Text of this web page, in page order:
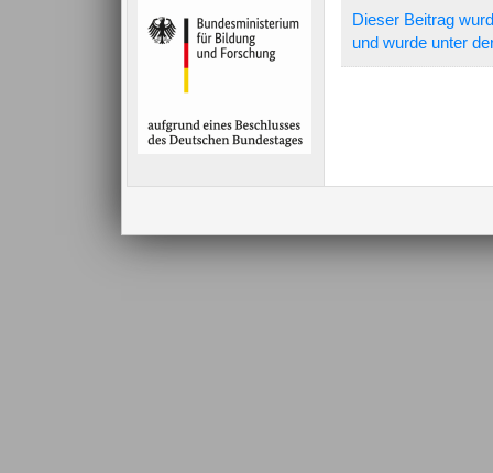
Dieser Beitrag
und wurde unter